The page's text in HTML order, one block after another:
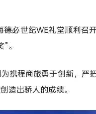
必世纪WE礼堂顺利召
。
携程商旅勇于创新，严
造出骄人的成绩。